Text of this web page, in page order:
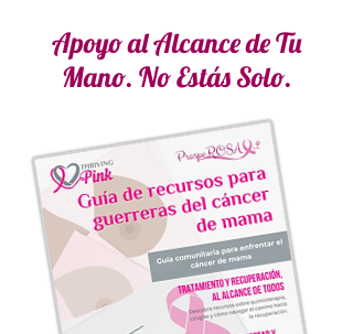
Apoyo al Alcance de Tu
Mano. No Estás Solo.